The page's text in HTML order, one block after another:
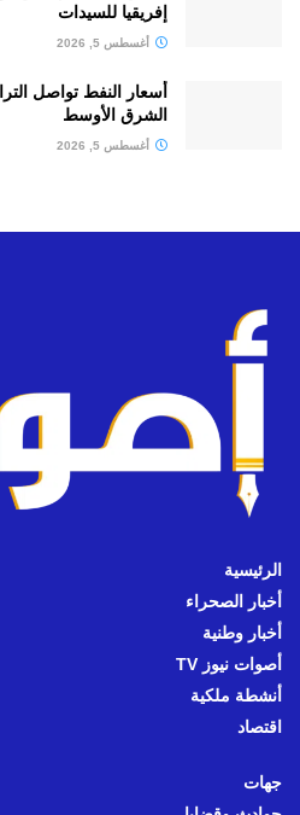
إفريقيا للسيدات
أغسطس 5, 2026
أسعار النفط تواصل
الشرق الأوسط
أغسطس 5, 2026
الرئيسية
أخبار الصحراء
أخبار وطنية
أصوات نيوز TV
أنشطة ملكية
اقتصاد
جهات